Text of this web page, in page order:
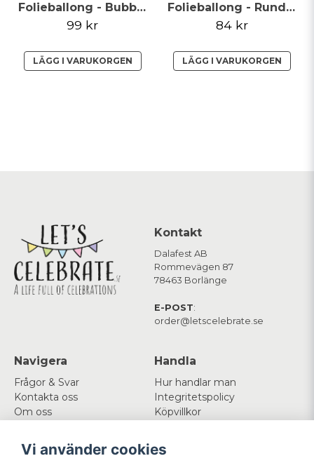
Folieballong - Bubble Fun
99 kr
LÄGG I VARUKORGEN
Folieballong - Rund - Birthday Blue
84 kr
LÄGG I VARUKORGEN
Kontakt
Dalafest AB
Rommevägen 87
78463 Borlänge
E-POST:
order@letscelebrate.se
Navigera
Frågor & Svar
Kontakta oss
Om oss
Handla
Hur handlar man
Integritetspolicy
Köpvillkor
Mitt konto Följ oss
Vi använder cookies